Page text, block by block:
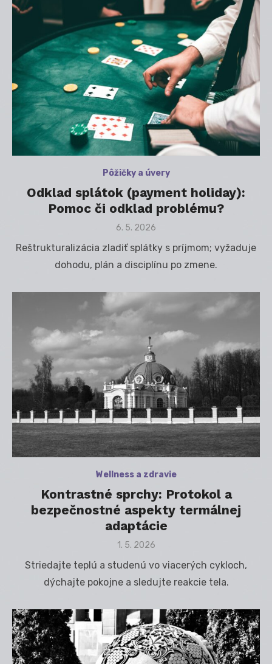
Pôžičky a úvery
Odklad splátok (payment holiday):
Pomoc či odklad problému?
Posted
6. 5. 2026
Reštrukturalizácia zladiť splátky s príjmom; vyžaduje
dohodu, plán a disciplínu po zmene.
Wellness a zdravie
Kontrastné sprchy: Protokol a
bezpečnostné aspekty termálnej
adaptácie
Posted
1. 5. 2026
Striedajte teplú a studenú vo viacerých cykloch,
dýchajte pokojne a sledujte reakcie tela.